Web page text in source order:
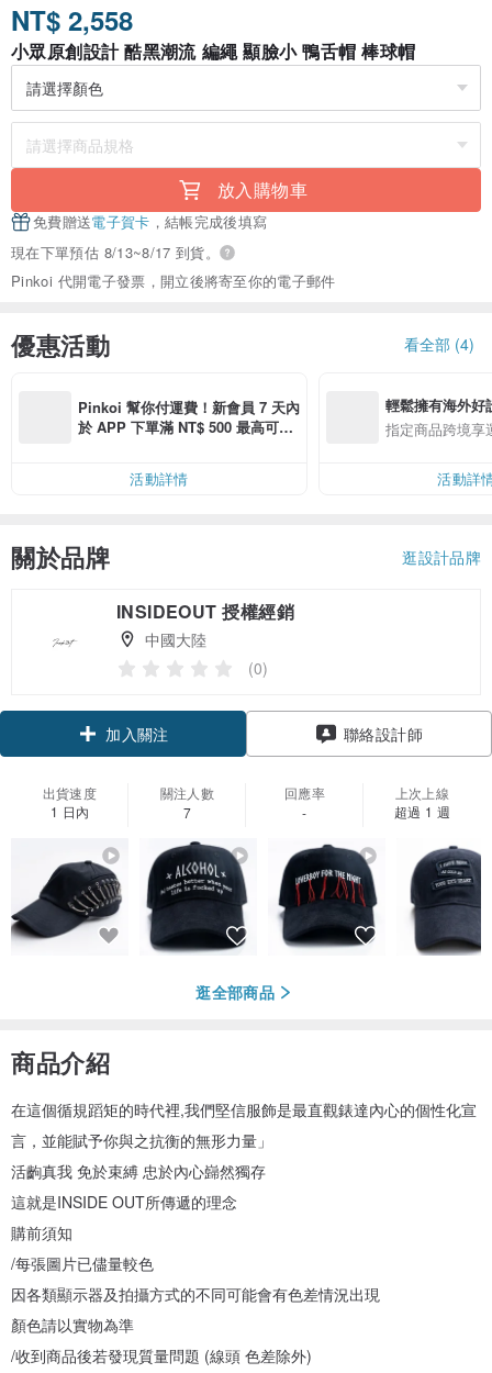
NT$ 2,558
小眾原創設計 酷黑潮流 編繩 顯臉小 鴨舌帽 棒球帽
放入購物車
免費贈送電子賀卡 ，結帳完成後填寫
現在下單預估 8/13~8/17 到貨。
Pinkoi 代開電子發票，開立後將寄至你的電子郵件
優惠活動 看全部 (4)
Pinkoi 幫你付運費！新會員 7 天內
於 APP 下單滿 NT$ 500 最高可折
活動詳情
輕鬆擁有海外好
指定商品跨境享
活動詳
關於品牌 逛設計品牌
INSIDEOUT 授權經銷
中國大陸
(0)
加入關注 聯絡設計師
出貨速度
1 日內
關注人數
7
回應率
-
上次上線
超過 1 週
逛全部商品
商品介紹
在這個循規蹈矩的時代裡,我們堅信服飾是最直觀錶達內心的個性化宣
言，並能賦予你與之抗衡的無形力量」
活齣真我 免於束縛 忠於內心巋然獨存
這就是INSIDE OUT所傳遞的理念
購前須知
/每張圖片已儘量較色
因各類顯示器及拍攝方式的不同可能會有色差情況出現
顏色請以實物為準
/收到商品後若發現質量問題 (線頭 色差除外)